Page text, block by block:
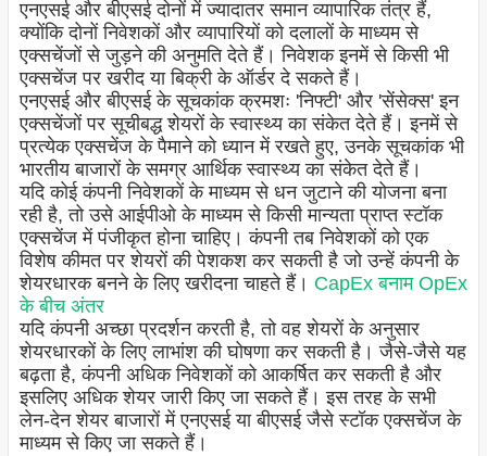
एनएसई और बीएसई दोनों में ज्यादातर समान व्यापारिक तंत्र हैं,
क्योंकि दोनों निवेशकों और व्यापारियों को दलालों के माध्यम से
एक्सचेंजों से जुड़ने की अनुमति देते हैं। निवेशक इनमें से किसी भी
एक्सचेंज पर खरीद या बिक्री के ऑर्डर दे सकते हैं।
एनएसई और बीएसई के सूचकांक क्रमशः 'निफ्टी' और 'सेंसेक्स' इन
एक्सचेंजों पर सूचीबद्ध शेयरों के स्वास्थ्य का संकेत देते हैं। इनमें से
प्रत्येक एक्सचेंज के पैमाने को ध्यान में रखते हुए, उनके सूचकांक भी
भारतीय बाजारों के समग्र आर्थिक स्वास्थ्य का संकेत देते हैं।
यदि कोई कंपनी निवेशकों के माध्यम से धन जुटाने की योजना बना
रही है, तो उसे आईपीओ के माध्यम से किसी मान्यता प्राप्त स्टॉक
एक्सचेंज में पंजीकृत होना चाहिए। कंपनी तब निवेशकों को एक
विशेष कीमत पर शेयरों की पेशकश कर सकती है जो उन्हें कंपनी के
शेयरधारक बनने के लिए खरीदना चाहते हैं। CapEx बनाम OpEx
के बीच अंतर
यदि कंपनी अच्छा प्रदर्शन करती है, तो वह शेयरों के अनुसार
शेयरधारकों के लिए लाभांश की घोषणा कर सकती है। जैसे-जैसे यह
बढ़ता है, कंपनी अधिक निवेशकों को आकर्षित कर सकती है और
इसलिए अधिक शेयर जारी किए जा सकते हैं। इस तरह के सभी
लेन-देन शेयर बाजारों में एनएसई या बीएसई जैसे स्टॉक एक्सचेंज के
माध्यम से किए जा सकते हैं।